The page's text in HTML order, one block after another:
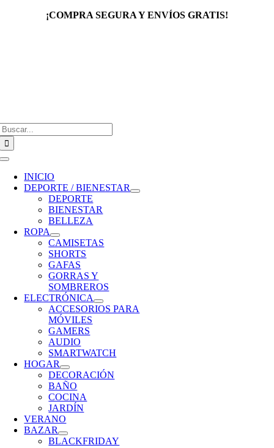
¡COMPRA SEGURA Y ENVÍOS GRATIS!
Toggle
Navigation
INICIO
DEPORTE / BIENESTAR
DEPORTE
BIENESTAR
BELLEZA
ROPA
CAMISETAS
SHORTS
GAFAS
GORRAS Y
SOMBREROS
ELECTRÓNICA
ACCESORIOS PARA
MÓVILES
GAMERS
AUDIO
SMARTWATCH
HOGAR
DECORACIÓN
BAÑO
COCINA
JARDÍN
VERANO
BAZAR
BLACKFRIDAY